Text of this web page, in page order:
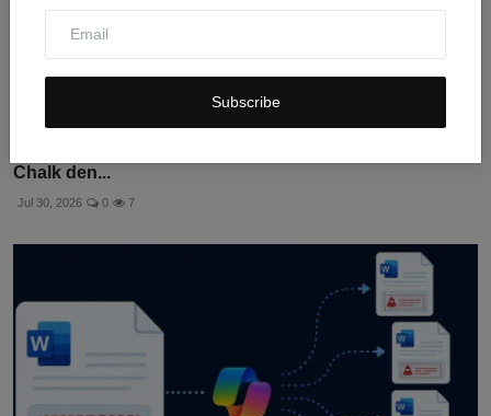
Subscribe
Chalk den...
Jul 30, 2026 0 7